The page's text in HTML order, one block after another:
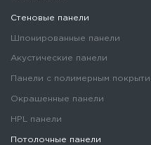
Стеновые панели
Шпонированные панели
Акустические панели
Панели с полимерным
Окрашенные панели
HPL панели
Потолочные панели